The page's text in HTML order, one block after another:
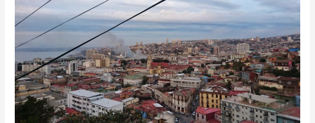
tremblée:
6,9
sur
l’échelle
de
Valparaíso